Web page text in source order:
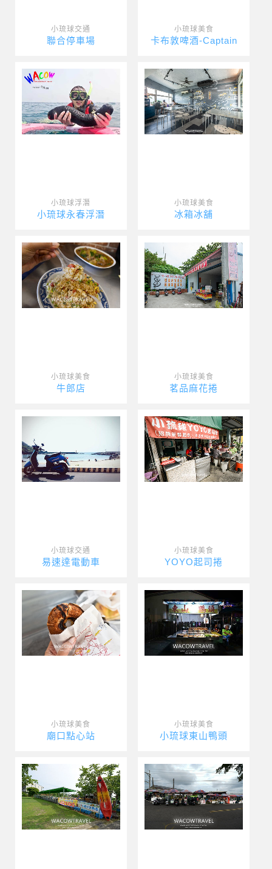
小琉球交通
聯合停車場
小琉球美食
卡布敦啤酒-Captain
小琉球浮潛
小琉球永春浮潛
小琉球美食
冰箱冰舖
小琉球美食
牛郎店
小琉球美食
茗品麻花捲
小琉球交通
易速達電動車
小琉球美食
YOYO起司捲
小琉球美食
廟口點心站
小琉球美食
小琉球東山鴨頭